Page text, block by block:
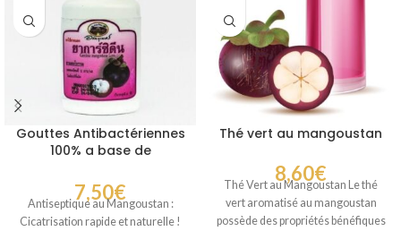
Gouttes Antibactériennes
100% a base de
7,50€
Antiseptique au Mangoustan :
Cicatrisation rapide et naturelle !
Thé vert au mangoustan
8,60€
Thé Vert au Mangoustan Le thé
vert aromatisé au mangoustan
possède des propriétés bénéfiques